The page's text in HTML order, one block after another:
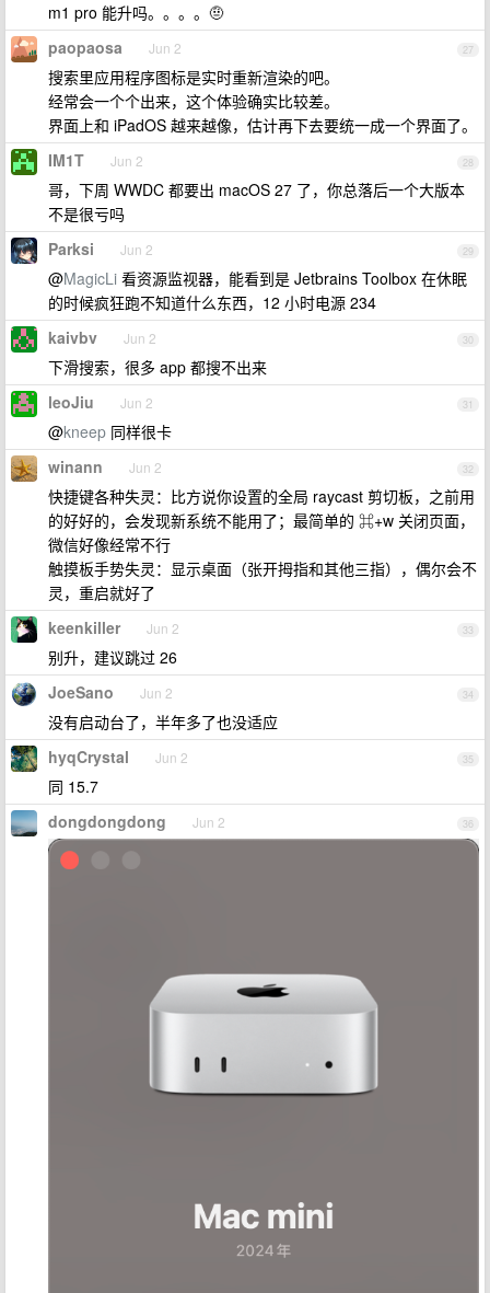
m1 pro 能升吗。。。。🤨
27
paopaosa Jun 2
搜索里应用程序图标是实时重新渲染的吧。
经常会一个个出来，这个体验确实比较差。
界面上和 iPadOS 越来越像，估计再下去要统一成一个界面了。
28
IM1T Jun 2
哥，下周 WWDC 都要出 macOS 27 了，你总落后一个大版本
不是很亏吗
29
Parksi Jun 2
@MagicLi 看资源监视器，能看到是 Jetbrains Toolbox 在休眠
的时候疯狂跑不知道什么东西，12 小时电源 234
30
kaivbv Jun 2
下滑搜索，很多 app 都搜不出来
31
leoJiu Jun 2
@kneep 同样很卡
32
winann Jun 2
快捷键各种失灵：比方说你设置的全局 raycast 剪切板，之前用
的好好的，会发现新系统不能用了；最简单的 ⌘+w 关闭页面，
微信好像经常不行
触摸板手势失灵：显示桌面（张开拇指和其他三指），偶尔会不
灵，重启就好了
33
keenkiller Jun 2
别升，建议跳过 26
34
JoeSano Jun 2
没有启动台了，半年多了也没适应
35
hyqCrystal Jun 2
同 15.7
36
dongdongdong Jun 2